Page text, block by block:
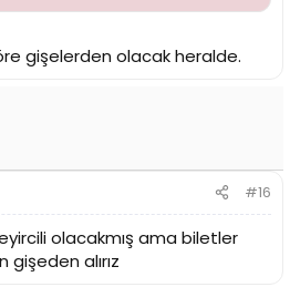
gişelerden olacak heralde.
#16
olacakmış ama biletler
gişeden alırız